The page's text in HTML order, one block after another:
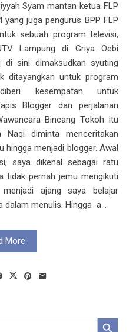
Syam mantan ketua FLP
juga pengurus BPP FLP
sebuah program televisi,
Lampung di Griya Oebi
di sini dimaksudkan syuting
ditayangkan untuk program
kesempatan untuk
Blogger dan perjalanan
Bincang Tokoh itu
diminta menceritakan
hingga menjadi blogger. Awal
saya dikenal sebagai ratu
tidak pernah jemu mengikuti
ajang saya belajar
dalam menulis. Hingga a...
More
Search Button